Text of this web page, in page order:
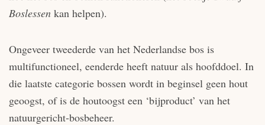
Boslessen kan helpen).
Ongeveer tweederde van het Nederlandse bos is
multifunctioneel, eenderde heeft natuur als hoofddoel. In
die laatste categorie bossen wordt in beginsel geen hout
geoogst, of is de houtoogst een ‘bijproduct’ van het
natuurgericht-bosbeheer.